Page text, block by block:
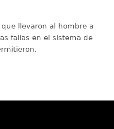
llevaron al hombre a
fallas en el sistema de